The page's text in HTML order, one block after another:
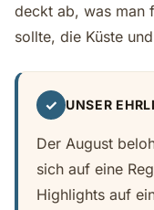
deckt ab, was man
sollte, die Küste
✓ UNSER
Der August
sich auf eine
Highlights auf